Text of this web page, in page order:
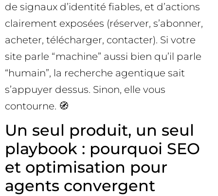
de signaux d’identité fiables, et d’actions
clairement exposées (réserver, s’abonner,
acheter, télécharger, contacter). Si votre
site parle “machine” aussi bien qu’il parle
“humain”, la recherche agentique sait
s’appuyer dessus. Sinon, elle vous
contourne. 🧭
Un seul produit, un seul
playbook : pourquoi SEO
et optimisation pour
agents convergent